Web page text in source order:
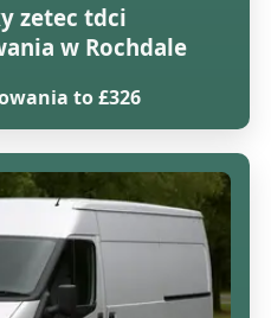
zetec tdci
w Rochdale
to £326